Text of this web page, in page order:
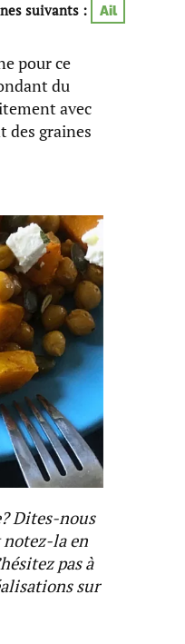
suivants : Ail
pour ce
du
avec
des graines
Dites-nous
notez-la en
pas à
sur